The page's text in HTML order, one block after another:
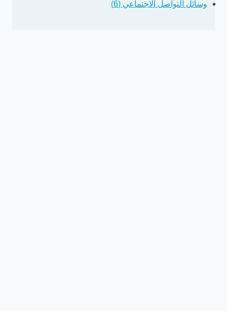
وسائل التواصل الاجتماعي (6)